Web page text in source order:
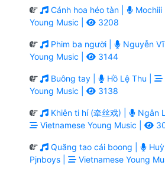
Cánh hoa héo tàn | Mochiii |
Young Music |
3208
Phim ba người | Nguyễn Vĩ
Young Music |
3144
Buông tay | Hồ Lệ Thu |
Young Music |
3138
Khiên ti hí (牵丝戏) |
Ngân
Vietnamese Young Music |
Quăng tao cái boong |
Pjnboys |
Vietnamese Young